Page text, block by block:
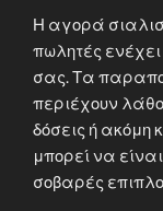
Η αγορά
πωλητές ενέχει
σας. Τα
περιέχουν
δόσεις ή ακόμη
μπορεί να
σοβαρές